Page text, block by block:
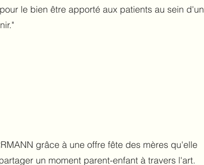
le bien être apporté aux patients au sein d'un
grâce à une offre fête des mères qu'elle
un moment parent-enfant à travers l'art.